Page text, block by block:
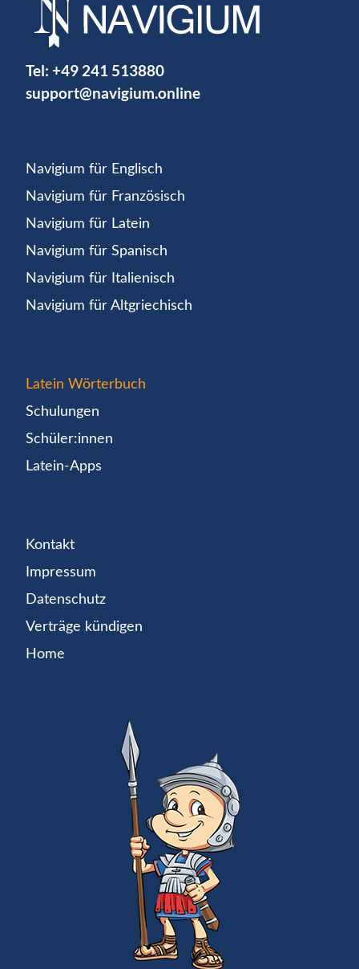
Tel: +49 241 513880
support@navigium.online
Navigium für Englisch
Navigium für Französisch
Navigium für Latein
Navigium für Spanisch
Navigium für Italienisch
Navigium für Altgriechisch
Latein Wörterbuch
Schulungen
Schüler:innen
Latein-Apps
Kontakt
Impressum
Datenschutz
Verträge kündigen
Home